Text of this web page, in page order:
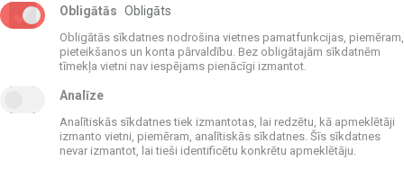
Obligātās Obligāts
Obligātās sīkdatnes nodrošina vietnes pamatfunkcijas, piemēram,
pieteikšanos un konta pārvaldību. Bez obligātajām sīkdatnēm
tīmekļa vietni nav iespējams pienācīgi izmantot.
Analīze
Analītiskās sīkdatnes tiek izmantotas, lai redzētu, kā apmeklētāji
izmanto vietni, piemēram, analītiskās sīkdatnes. Šīs sīkdatnes
nevar izmantot, lai tieši identificētu konkrētu apmeklētāju.
Kontakti